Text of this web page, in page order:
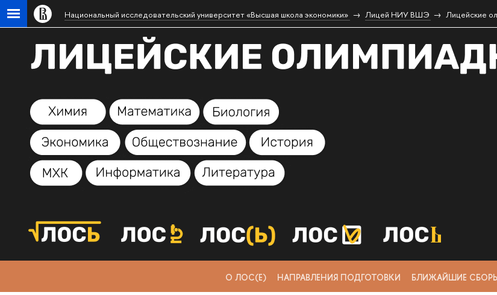
Национальный исследовательский университет «Высшая школа экономики» Лицей НИУ ВШЭ Лицейские
О ЛОС(Е) НАПРАВЛЕНИЯ ПОДГОТОВКИ БЛИЖАЙШИЕ